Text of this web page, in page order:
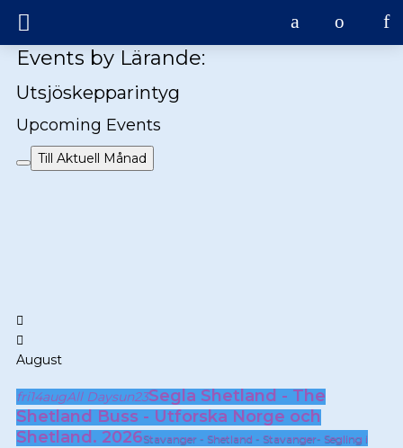
Events by Lärande:
Utsjöskepparintyg
Upcoming Events
Till Aktuell Månad
August
fri14augAll Daysun23Segla Shetland - The
Shetland Buss - Utforska Norge och
Shetland. 2026Stavanger - Shetland - Stavanger- Segling i